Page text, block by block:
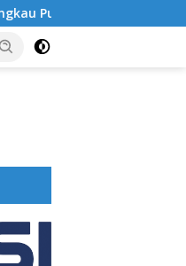
Ribu Mahasiswa,